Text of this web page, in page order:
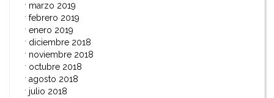
marzo 2019
febrero 2019
enero 2019
diciembre 2018
noviembre 2018
octubre 2018
agosto 2018
julio 2018